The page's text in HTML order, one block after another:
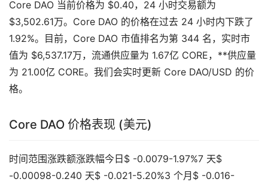
Core DAO 当前价格为 $0.40，24 小时交易额为
$3,502.61万。Core DAO 的价格在过去 24 小时内下跌了
1.92%。目前，Core DAO 市值排名为第 344 名，实时市
值为 $6,537.17万，流通供应量为 1.67亿 CORE，**供应量
为 21.00亿 CORE。我们会实时更新 Core DAO/USD 的价
格。
Core DAO 价格表现 (美元)
时间范围涨跌额涨跌幅今日$ -0.0079-1.97%7 天$
-0.00098-0.240 天$ -0.021-5.20%3 个月$ -0.016-